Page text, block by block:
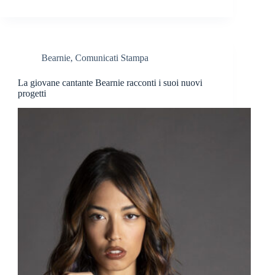
Bearnie, Comunicati Stampa
La giovane cantante Bearnie racconti i suoi nuovi
progetti